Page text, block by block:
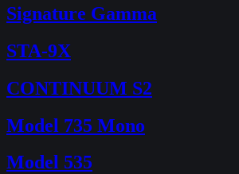
Signature Gamma
STA-9X
CONTINUUM S2
Model 735 Mono
Model 535